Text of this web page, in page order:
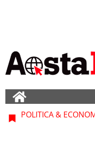
POLITICA &